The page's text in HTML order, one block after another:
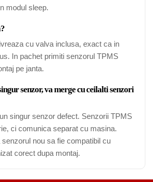
modul sleep.
cu valva inclusa, exact ca in
In pachet primiti senzorul TPMS
pe janta.
senzor, va merge cu ceilalti senzori
singur senzor defect. Senzorii TPMS
ci comunica separat cu masina.
nou sa fie compatibil cu
corect dupa montaj.